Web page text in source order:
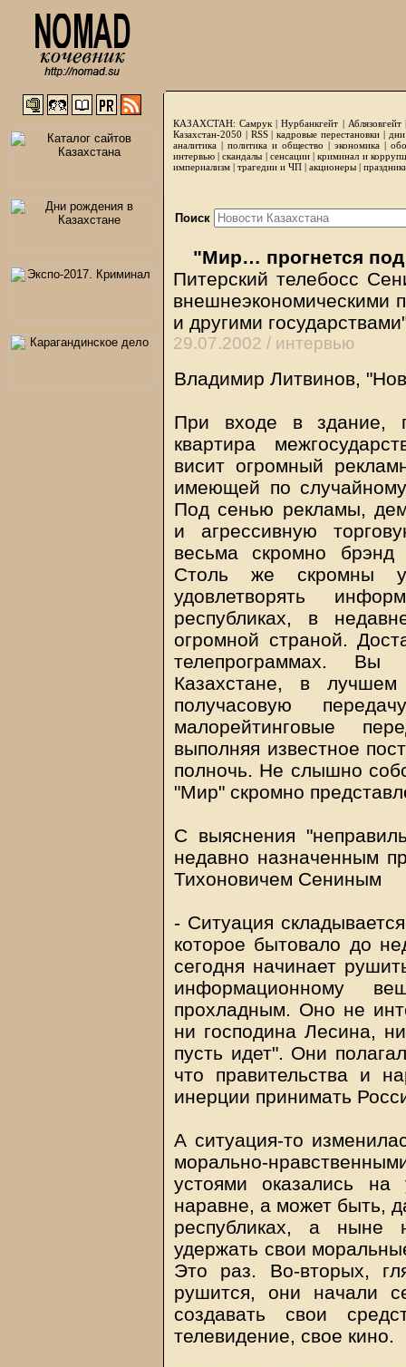
КАЗАХСТАН: Самрук |Нурбанкгейт | Аблязовгейт
Казахстан-2050 | RSS|кадровые перестановки|
аналитика | политика и общество | экономика |
интервью |скандалы | сенсации|криминал и
империализм | трагедии и ЧП | акционеры |
Поиск
"Мир… прогнется
Питерский телебосс
внешнеэкономическими
и другими
29.07.2002 / интервью
Владимир Литвинов,
При входе в здание,
квартира
висит огромный
имеющей по
Под сенью рекламы,
и агрессивную
весьма скромно брэнд
Столь же скромны
удовлетворять
республиках, в
огромной страной.
телепрограммах.
Казахстане, в
получасовую
малорейтинговые
выполняя известное
полночь. Не слышно
"Мир" скромно
С выяснения
недавно назначенным
Тихоновичем Сениным
- Ситуация
которое бытовало до
сегодня начинает
информационному
прохладным. Оно не
ни господина Лесина,
пусть идет". Они
что правительства и
инерции принимать
А ситуация-то
морально-
устоями оказались
наравне, а может быть,
республиках, а ныне
удержать свои
Это раз. Во-вторых,
рушится, они начали
создавать свои
телевидение, свое кино.